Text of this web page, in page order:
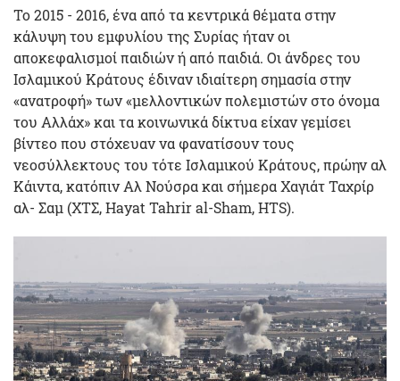
Το 2015 - 2016, ένα από τα κεντρικά θέματα στην
κάλυψη του εμφυλίου της Συρίας ήταν οι
αποκεφαλισμοί παιδιών ή από παιδιά. Οι άνδρες του
Ισλαμικού Κράτους έδιναν ιδιαίτερη σημασία στην
«ανατροφή» των «μελλοντικών πολεμιστών στο όνομα
του Αλλάχ» και τα κοινωνικά δίκτυα είχαν γεμίσει
βίντεο που στόχευαν να φανατίσουν τους
νεοσύλλεκτους του τότε Ισλαμικού Κράτους, πρώην αλ
Κάιντα, κατόπιν Αλ Νούσρα και σήμερα Χαγιάτ Ταχρίρ
αλ- Σαμ (ΧΤΣ, Hayat Tahrir al-Sham, HTS).